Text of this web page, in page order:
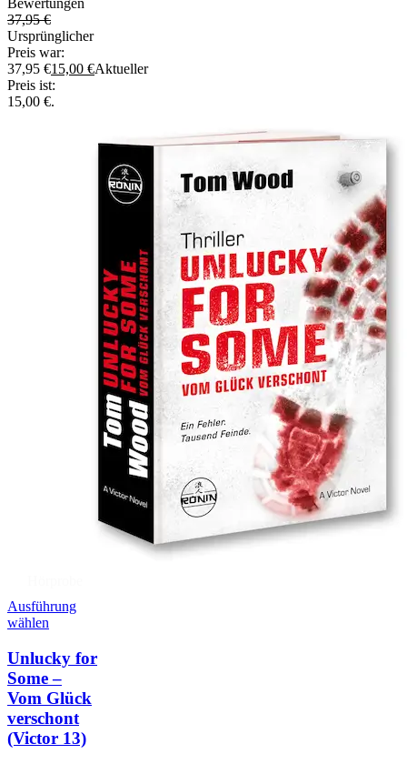
Bewertungen
37,95€
Ursprünglicher
Preis war:
37,95 €15,00 €Aktueller
Preis ist:
15,00 €.
Ausführung
wählen
Unlucky for
Some –
Vom Glück
verschont
(Victor 13)